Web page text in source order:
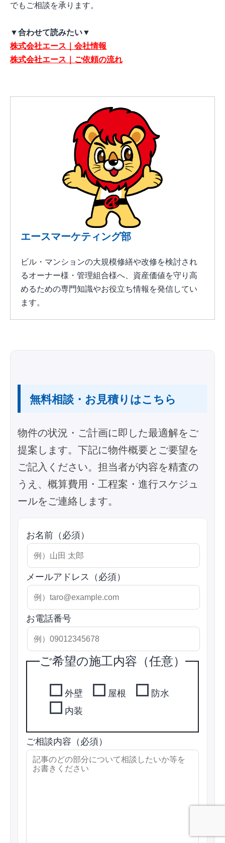
でもご相談を承ります。
▼合わせて読みたい▼
株式会社エース｜会社情報
株式会社エース｜ご依頼の流れ
エースマーケティング部
ビル・マンションの大規模修繕や改修を検討され
るオーナー様・管理組合様へ、資産価値を守り高
めるための専門知識やお役立ち情報を発信してい
ます。
無料相談・お見積りはこちら
物件の状況・ご計画に即した最適解をご
提案します。下記に物件概要とご要望を
ご記入ください。担当者が内容を精査の
うえ、概算費用・工程案・進行スケジュ
ールをご連絡します。
お名前（必須）
メールアドレス（必須）
お電話番号
ご希望の施工内容（任意）
外壁 屋根
防水
内装
ご相談内容（必須）